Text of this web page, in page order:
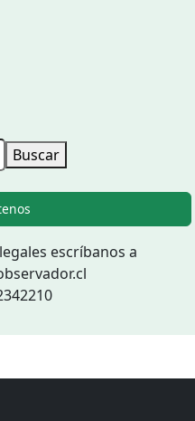
Buscar
escríbanos a